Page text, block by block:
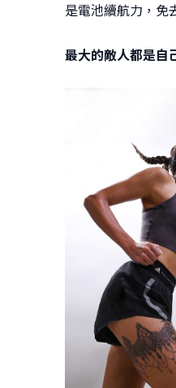
是電池續航力，免
最大的敵人都是自